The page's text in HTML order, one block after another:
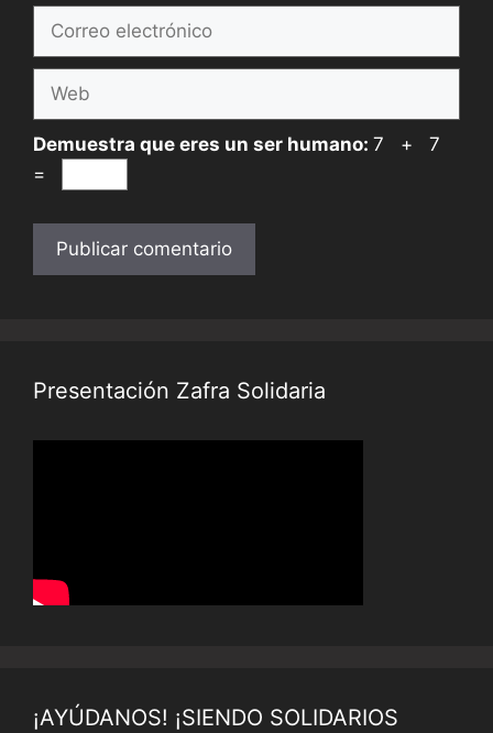
electrónico
Demuestra que eres un ser humano: 7 + 7
=
Presentación Zafra Solidaria
¡AYÚDANOS! ¡SIENDO SOLIDARIOS